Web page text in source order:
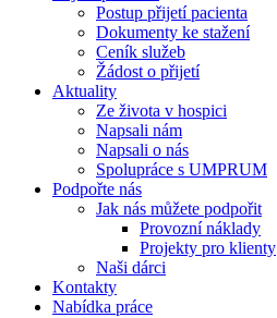
Postup přijetí pacienta
Dokumenty ke stažení
Ceník služeb
Žádost o přijetí
Aktuality
Ze života v hospici
Napsali nám
Napsali o nás
Spolupráce s UMPRUM
Podpořte nás
Jak nás můžete podpořit
Provozní náklady
Projekty pro klienty
Naši dárci
Kontakty
Nabídka práce